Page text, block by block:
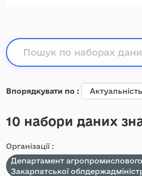
Впорядкувати по
10 набори даних
Організації :
Департамент
Закарпатської